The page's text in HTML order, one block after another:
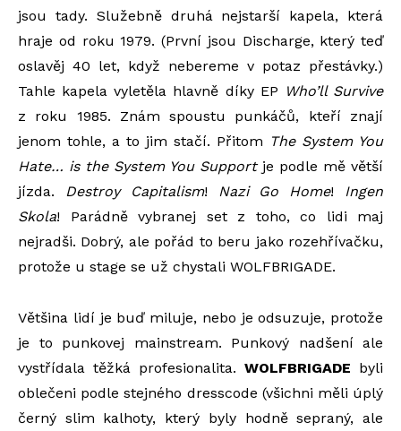
jsou tady. Služebně druhá nejstarší kapela, která
hraje od roku 1979. (První jsou Discharge, který teď
oslavěj 40 let, když nebereme v potaz přestávky.)
Tahle kapela vyletěla hlavně díky EP Who’ll Survive
z roku 1985. Znám spoustu punkáčů, kteří znají
jenom tohle, a to jim stačí. Přitom The System You
Hate… is the System You Supportje podle mě větší
jízda. Destroy Capitalism! Nazi Go Home! Ingen
Skola! Parádně vybranej set z toho, co lidi maj
nejradši. Dobrý, ale pořád to beru jako rozehřívačku,
protože u stage se už chystali WOLFBRIGADE.
Většina lidí je buď miluje, nebo je odsuzuje, protože
je to punkovej mainstream. Punkový nadšení ale
vystřídala těžká profesionalita. WOLFBRIGADE byli
oblečeni podle stejného dresscode (všichni měli úplý
černý slim kalhoty, který byly hodně sepraný, ale